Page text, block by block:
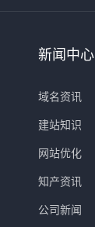
新闻中心
域名资讯
建站知识
网站优化
知产资讯
公司新闻